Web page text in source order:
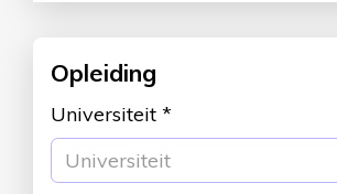
Opleiding
Universiteit *